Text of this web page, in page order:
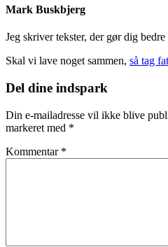
Mark Buskbjerg
Jeg skriver tekster, der gør dig
Skal vi lave noget sammen, så tag
Læserinteraktioner
Del dine indspark
Din e-mailadresse vil ikke blive
markeret med *
Kommentar *